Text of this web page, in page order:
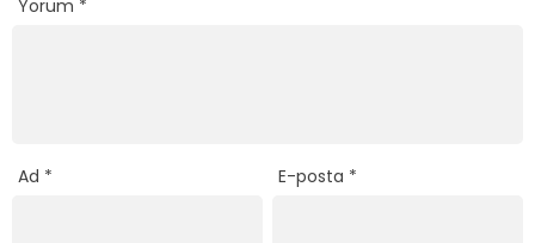
Yorum *
Ad * E-posta *